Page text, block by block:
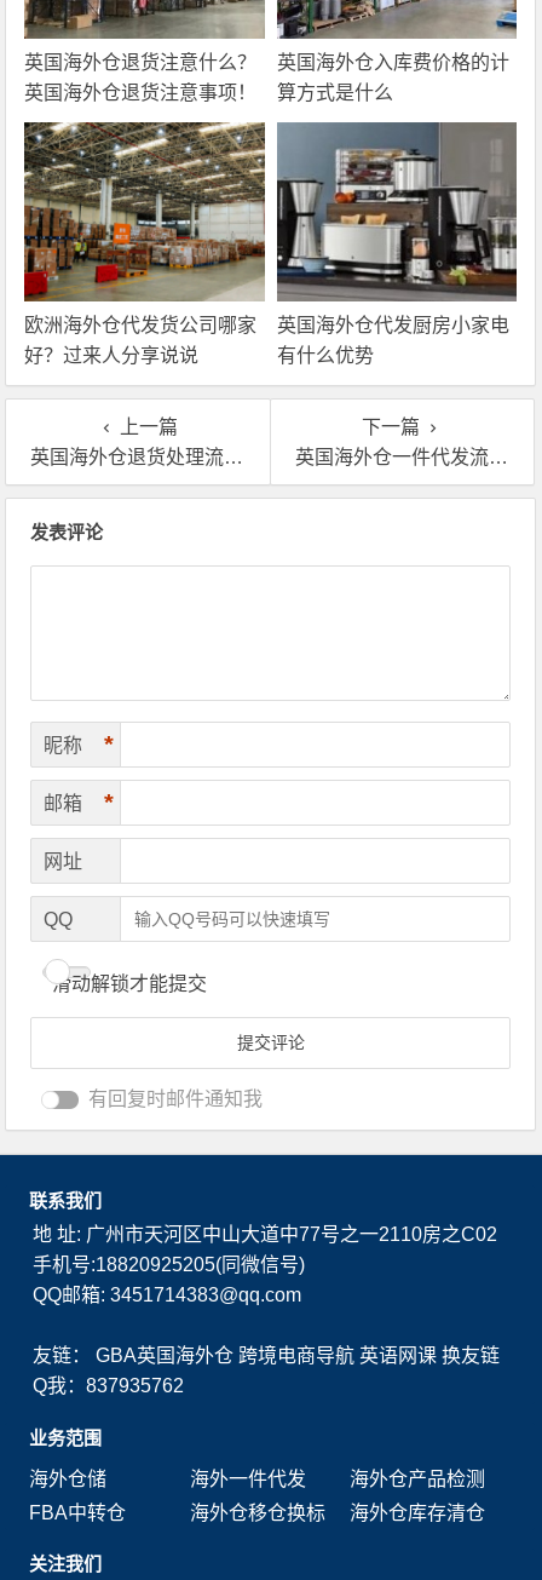
英国海外仓退货注意什么？
英国海外仓退货注意事项！
英国海外仓入库费价格的计
算方式是什么
欧洲海外仓代发货公司哪家
好？过来人分享说说
英国海外仓代发厨房小家电
有什么优势
上一篇
英国海外仓退货处理流程和注意事项有哪些
下一篇
英国海外仓一件代发流程和注意事项
发表评论
昵称 *
邮箱 *
网址
QQ
滑动解锁才能提交
有回复时邮件通知我
联系我们
地 址: 广州市天河区中山大道中77号之一2110房之C02
手机号:18820925205(同微信号)
QQ邮箱: 3451714383@qq.com
友链：GBA英国海外仓 跨境电商导航 英语网课 换友链
Q我：837935762
业务范围
海外仓储
海外一件代发
海外仓产品检测
FBA中转仓
海外仓移仓换标 海外仓库存清仓
关注我们